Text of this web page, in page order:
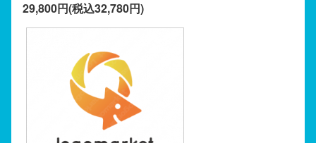
29,800円(税込32,780円)